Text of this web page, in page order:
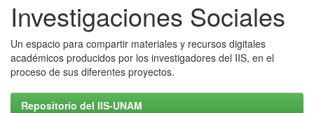
Investigaciones Sociales
Un espacio para compartir materiales y recursos digitales
académicos producidos por los investigadores del IIS, en el
proceso de sus diferentes proyectos.
Repositorio del IIS-UNAM